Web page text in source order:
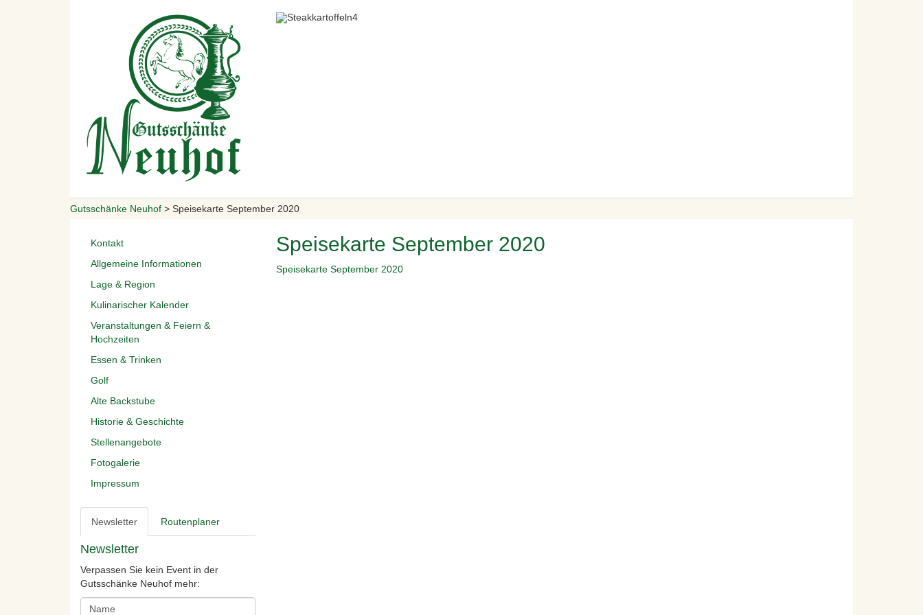
Gutsschänke Neuhof > Speisekarte September 2020
Speisekarte September 2020
Speisekarte September 2020
Kontakt
Allgemeine Informationen
Lage & Region
Kulinarischer Kalender
Veranstaltungen & Feiern &
Hochzeiten
Essen & Trinken
Golf
Alte Backstube
Historie & Geschichte
Stellenangebote
Fotogalerie
Impressum
Newsletter Routenplaner
Newsletter
Verpassen Sie kein Event in der
Gutsschänke Neuhof mehr: